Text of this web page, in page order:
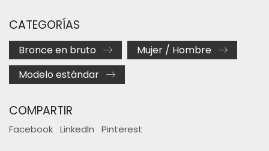
CATEGORÍAS
Bronce en bruto
Mujer / Hombre
Modelo estándar
COMPARTIR
Facebook LinkedIn Pinterest